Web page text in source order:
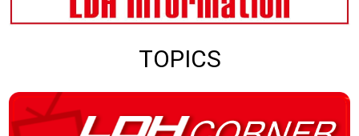
TOPICS